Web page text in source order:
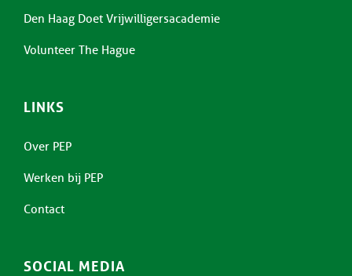
Den Haag Doet Vrijwilligersacademie
Volunteer The Hague
LINKS
Over PEP
Werken bij PEP
Contact
SOCIAL MEDIA